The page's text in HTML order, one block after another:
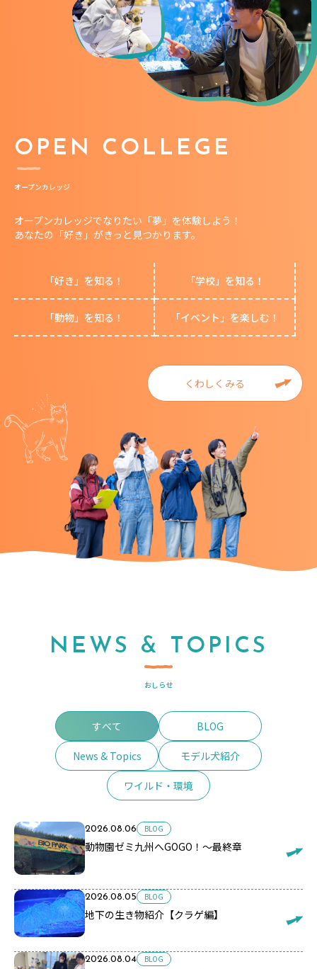
OPEN COLLEGE
オープンカレッジ
オープンカレッジでなりたい「夢」を体験しよう！
あなたの「好き」がきっと見つかります。
「好き」を知る！ 「学校」を知る！
「動物」を知る！ 「イベント」を楽しむ！
くわしくみる
NEWS & TOPICS
おしらせ
すべて BLOG
News & Topics モデル犬紹介
ワイルド・環境
2026.08.06 BLOG
動物園ゼミ九州へGOGO！～最終章
2026.08.05 BLOG
地下の生き物紹介【クラゲ編】
2026.08.04 BLOG